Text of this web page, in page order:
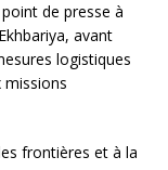
de presse à
avant
logistiques
missions
frontières et à la